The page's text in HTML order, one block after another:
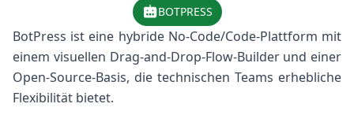
BOTPRESS
BotPress ist eine hybride No-Code/Code-Plattform mit
einem visuellen Drag-and-Drop-Flow-Builder und einer
Open-Source-Basis, die technischen Teams erhebliche
Flexibilität bietet.